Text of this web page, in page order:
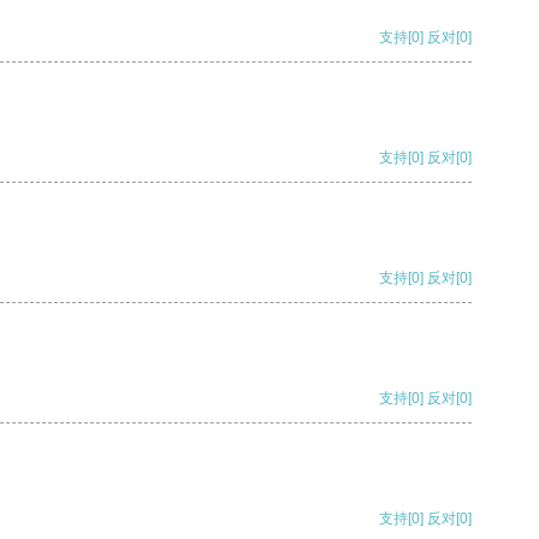
支持[0] 反对[0]
支持[0] 反对[0]
支持[0] 反对[0]
支持[0] 反对[0]
支持[0] 反对[0]